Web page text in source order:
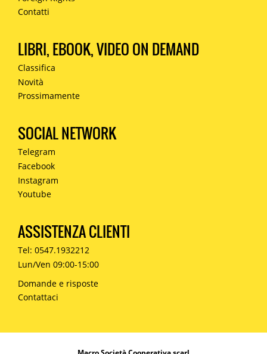
Contatti
LIBRI, EBOOK, VIDEO ON DEMAND
Classifica
Novità
Prossimamente
SOCIAL NETWORK
Telegram
Facebook
Instagram
Youtube
ASSISTENZA CLIENTI
Tel: 0547.1932212
Lun/Ven 09:00-15:00
Domande e risposte
Contattaci